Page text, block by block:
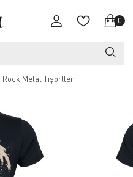
0
Rock Metal Tişörtler